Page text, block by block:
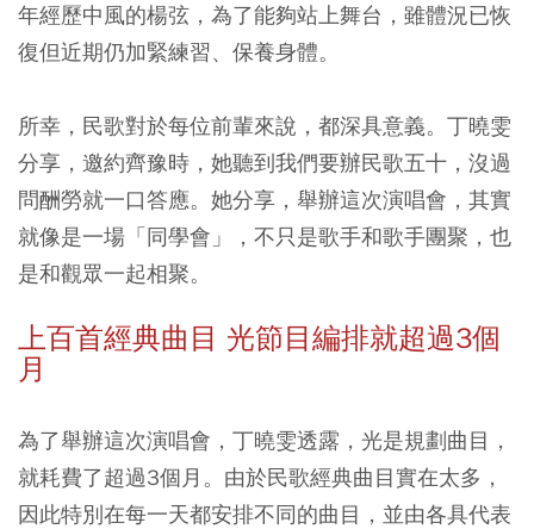
年經歷中風的楊弦，為了能夠站上舞台，雖體況已恢
復但近期仍加緊練習、保養身體。
所幸，民歌對於每位前輩來說，都深具意義。丁曉雯
分享，邀約齊豫時，她聽到我們要辦民歌五十，沒過
問酬勞就一口答應。她分享，舉辦這次演唱會，其實
就像是一場「同學會」，不只是歌手和歌手團聚，也
是和觀眾一起相聚。
上百首經典曲目 光節目編排就超過3個
月
為了舉辦這次演唱會，丁曉雯透露，光是規劃曲目，
就耗費了超過3個月。由於民歌經典曲目實在太多，
因此特別在每一天都安排不同的曲目，並由各具代表